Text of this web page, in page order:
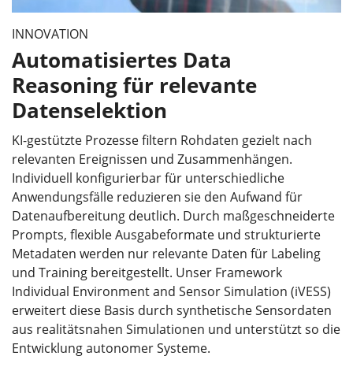
INNOVATION
Automatisiertes Data
Reasoning für relevante
Datenselektion
KI-gestützte Prozesse filtern Rohdaten gezielt nach
relevanten Ereignissen und Zusammenhängen.
Individuell konfigurierbar für unterschiedliche
Anwendungsfälle reduzieren sie den Aufwand für
Datenaufbereitung deutlich. Durch maßgeschneiderte
Prompts, flexible Ausgabeformate und strukturierte
Metadaten werden nur relevante Daten für Labeling
und Training bereitgestellt. Unser Framework
Individual Environment and Sensor Simulation (iVESS)
erweitert diese Basis durch synthetische Sensordaten
aus realitätsnahen Simulationen und unterstützt so die
Entwicklung autonomer Systeme.